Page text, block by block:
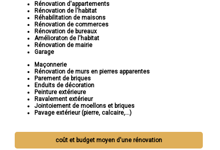
Rénovation d'appartements
Rénovation de l'habitat
Réhabilitation de maisons
Rénovation de commerces
Rénovation de bureaux
Amélioraton de l'habitat
Rénovation de mairie
Garage
Maçonnerie
Rénovation de murs en pierres apparentes
Parement de briques
Enduits de décoration
Peinture extérieure
Ravalement extérieur
Jointoiement de moellons et briques
Pavage extérieur (pierre, calcaire,...)
coût et budget moyen d'une rénovation